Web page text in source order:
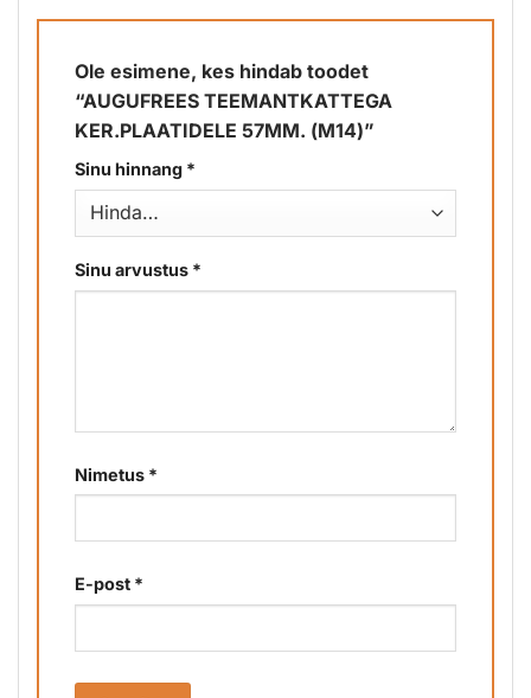
Ole esimene, kes hindab toodet
“AUGUFREES TEEMANTKATTEGA
KER.PLAATIDELE 57MM. (M14)”
Sinu hinnang *
Sinu arvustus *
Nimetus *
E-post *